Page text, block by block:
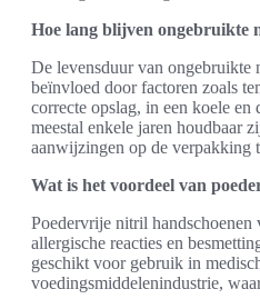
Hoe lang blijven ongebruikte
De levensduur van ongebruikte
beïnvloed door factoren zoals
correcte opslag, in een koele
meestal enkele jaren houdbaar
aanwijzingen op de verpakking
Wat is het voordeel van
Poedervrije nitril handschoenen
allergische reacties en
geschikt voor gebruik in
voedingsmiddelenindustrie,